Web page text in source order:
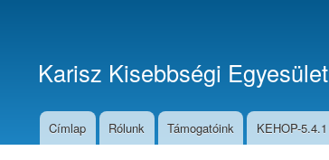
menüje
Karisz Kisebbségi Egyesület
Címlap Rólunk Támogatóink KEHOP-5.4.1